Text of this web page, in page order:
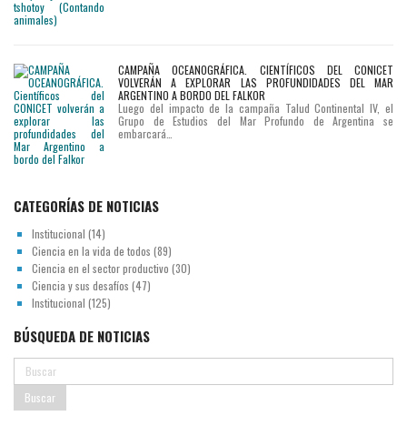
CAMPAÑA OCEANOGRÁFICA. CIENTÍFICOS DEL CONICET
VOLVERÁN A EXPLORAR LAS PROFUNDIDADES DEL MAR
ARGENTINO A BORDO DEL FALKOR
Luego del impacto de la campaña Talud Continental IV, el
Grupo de Estudios del Mar Profundo de Argentina se
embarcará…
CATEGORÍAS DE NOTICIAS
Institucional (14)
Ciencia en la vida de todos (89)
Ciencia en el sector productivo (30)
Ciencia y sus desafíos (47)
Institucional (125)
BÚSQUEDA DE NOTICIAS